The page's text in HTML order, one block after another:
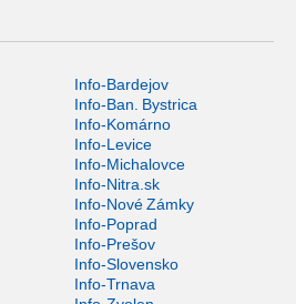
Info-Bardejov
Info-Ban. Bystrica
Info-Komárno
Info-Levice
Info-Michalovce
Info-Nitra.sk
Info-Nové Zámky
Info-Poprad
Info-Prešov
Info-Slovensko
Info-Trnava